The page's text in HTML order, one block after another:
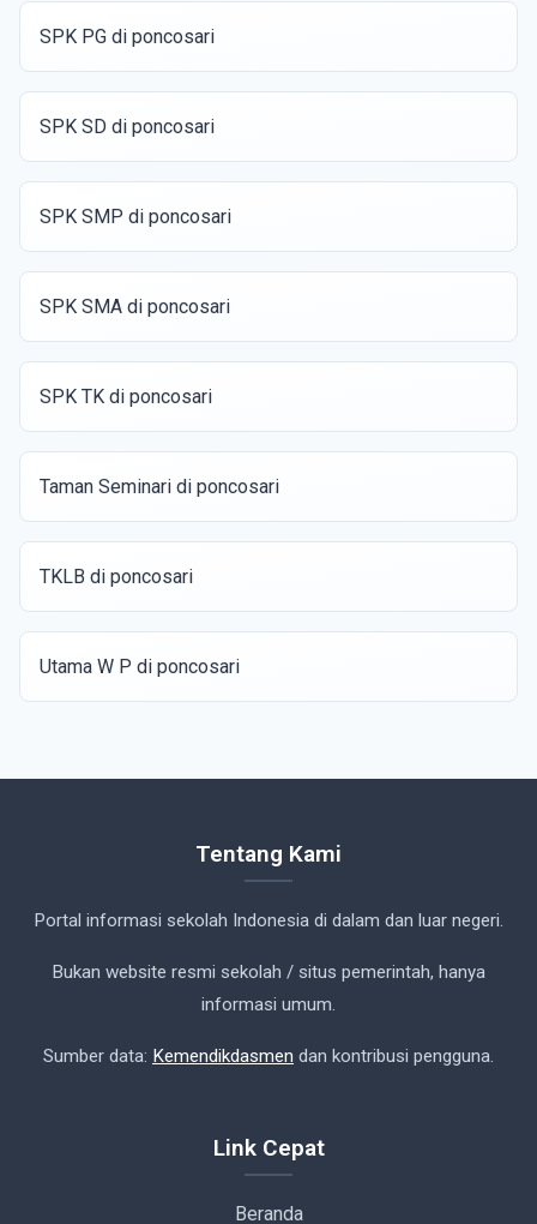
SPK PG di poncosari
SPK SD di poncosari
SPK SMP di poncosari
SPK SMA di poncosari
SPK TK di poncosari
Taman Seminari di poncosari
TKLB di poncosari
Utama W P di poncosari
Tentang Kami
Portal informasi sekolah Indonesia di dalam dan luar negeri.
Bukan website resmi sekolah / situs pemerintah, hanya
informasi umum.
Sumber data: Kemendikdasmen dan kontribusi pengguna.
Link Cepat
Beranda